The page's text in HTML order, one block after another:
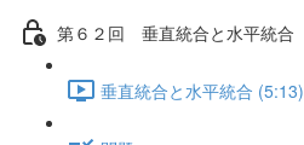
第６２回 垂直統合と水平統合
垂直統合と水平統合 (5:13)